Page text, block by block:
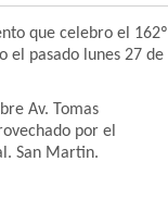
que celebro el 162º
el pasado lunes 27 de
Av. Tomas
por el
San Martin.